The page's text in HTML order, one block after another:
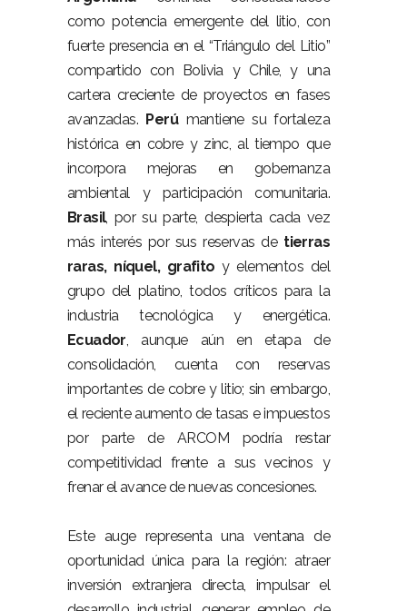
como potencia emergente del litio, con
fuerte presencia en el “Triángulo del Litio”
compartido con Bolivia y Chile, y una
cartera creciente de proyectos en fases
avanzadas. Perúmantiene su fortaleza
histórica en cobre y zinc, al tiempo que
incorpora mejoras en gobernanza
ambiental y participación comunitaria.
Brasil, por su parte, despierta cada vez
más interés por sus reservas de tierras
raras, níquel, grafito y elementos del
grupo del platino, todos críticos para la
industria tecnológica y energética.
Ecuador, aunque aún en etapa de
consolidación, cuenta con reservas
importantes de cobre y litio; sin embargo,
el reciente aumento de tasas e impuestos
por parte de ARCOM podría restar
competitividad frente a sus vecinos y
frenar el avance de nuevas concesiones.
Este auge representa una ventana de
oportunidad única para la región: atraer
inversión extranjera directa, impulsar el